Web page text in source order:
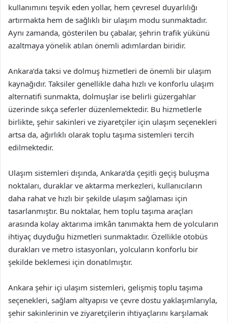
kullanımını teşvik eden yollar, hem çevresel duyarlılığı
artırmakta hem de sağlıklı bir ulaşım modu sunmaktadır.
Aynı zamanda, gösterilen bu çabalar, şehrin trafik yükünü
azaltmaya yönelik atılan önemli adımlardan biridir.
Ankara’da taksi ve dolmuş hizmetleri de önemli bir ulaşım
kaynağıdır. Taksiler genellikle daha hızlı ve konforlu ulaşım
alternatifi sunmakta, dolmuşlar ise belirli güzergahlar
üzerinde sıkça seferler düzenlemektedir. Bu hizmetlerle
birlikte, şehir sakinleri ve ziyaretçiler için ulaşım seçenekleri
artsa da, ağırlıklı olarak toplu taşıma sistemleri tercih
edilmektedir.
Ulaşım sistemleri dışında, Ankara’da çeşitli geçiş buluşma
noktaları, duraklar ve aktarma merkezleri, kullanıcıların
daha rahat ve hızlı bir şekilde ulaşım sağlaması için
tasarlanmıştır. Bu noktalar, hem toplu taşıma araçları
arasında kolay aktarıma imkân tanımakta hem de yolcuların
ihtiyaç duyduğu hizmetleri sunmaktadır. Özellikle otobüs
durakları ve metro istasyonları, yolcuların konforlu bir
şekilde beklemesi için donatılmıştır.
Ankara şehir içi ulaşım sistemleri, gelişmiş toplu taşıma
seçenekleri, sağlam altyapısı ve çevre dostu yaklaşımlarıyla,
şehir sakinlerinin ve ziyaretçilerin ihtiyaçlarını karşılamak